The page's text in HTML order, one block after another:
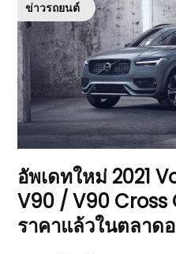
ข่าวรถยนต์
อัพเดทใหม่ 2021
V90 / V90
ราคาแล้วในตลาด